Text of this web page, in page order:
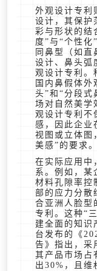
外观设计专利
设计，其保护
彩与形状的结
度”与“个性化
同鼻型（如直
设计、鼻头弧
观设计专利。
国内鼻假体外
头”和“分段式
场对自然美学
观设计专利不
感，因此企业
视图或立体图
美感”的要求。
在实际应用中
系。例如，某
材料孔隙率控
部的应力分散
合亚洲人脸型
专利。这种“
建全面的知识
台发布的《
告》指出，采
其产品市场占
出30%，且维